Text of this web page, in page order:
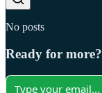
No posts
Ready for more?